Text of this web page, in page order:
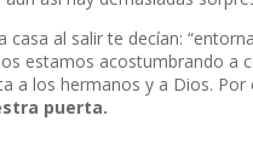
al salir te decían:
estamos acostumbrando a
a los hermanos y a Dios. Por
puerta.